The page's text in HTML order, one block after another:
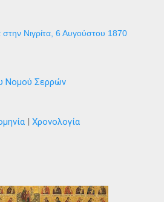
στην Νιγρίτα, 6 Αυγούστου 1870
Νομού Σερρών
| Χρονολογία